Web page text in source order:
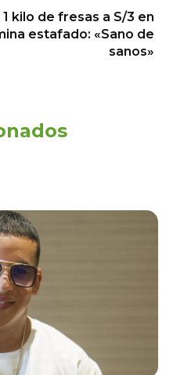
kilo de fresas a S/3 en
estafado: «Sano de
sanos»